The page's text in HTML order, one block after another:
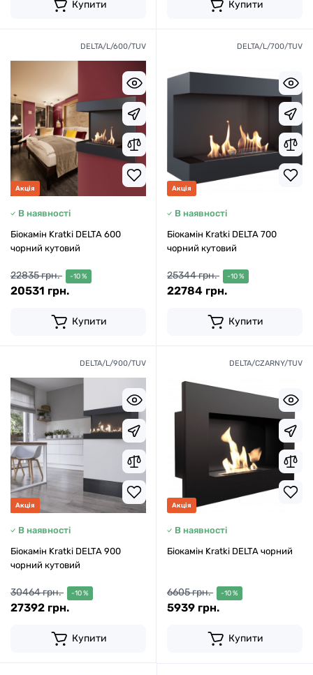
Купити Купити
DELTA/L/600/TUV
Акція
В наявності
Біокамін Kratki DELTA 600
чорний кутовий
22835 грн. -10 %
20531 грн.
Купити
DELTA/L/700/TUV
Акція
В наявності
Біокамін Kratki DELTA 700
чорний кутовий
25344 грн. -10 %
22784 грн.
Купити
DELTA/L/900/TUV
Акція
В наявності
Біокамін Kratki DELTA 900
чорний кутовий
30464 грн. -10 %
27392 грн.
Купити
DELTA/CZARNY/TUV
Акція
В наявності
Біокамін Kratki DELTA чорний
6605 грн. -10 %
5939 грн.
Купити